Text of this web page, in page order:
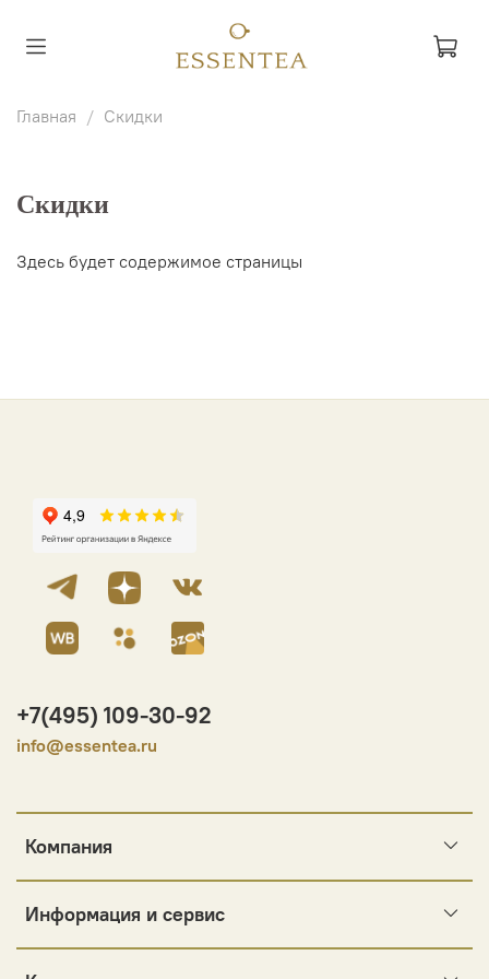
Главная Скидки
Скидки
Здесь будет содержимое страницы
Компания
Информация и сервис
+7(495) 109-30-92
info@essentea.ru